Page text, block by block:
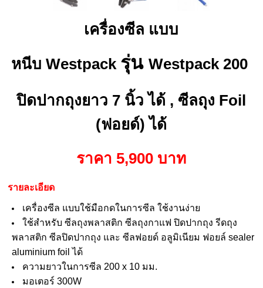
เครื่องซีล แบบ
หนีบ Westpack รุ่น Westpack 200
ปิดปากถุงยาว 7 นิ้ว ได้ , ซีลถุง Foil
(ฟอยด์) ได้
ราคา 5,900 บาท
รายละเอียด
เครื่องซีล แบบใช้มือกดในการซีล ใช้งานง่าย
ใช้สำหรับ ซีลถุงพลาสติก ซีลถุงกาแฟ ปิดปากถุง รีดถุง
พลาสติก ซีลปิดปากถุง และ ซีลฟอยด์ อลูมิเนียม ฟอยล์ sealer
aluminium foil ได้
ความยาวในการซีล 200 x 10 มม.
มอเตอร์ 300W